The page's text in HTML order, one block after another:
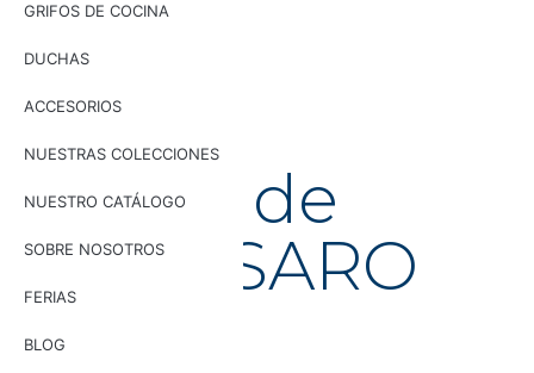
GRIFOS DE COCINA
DUCHAS
ACCESORIOS
NUESTRAS COLECCIONES
NUESTRO CATÁLOGO
SOBRE NOSOTROS
FERIAS
BLOG
UG32014
Mango de
ducha SARO